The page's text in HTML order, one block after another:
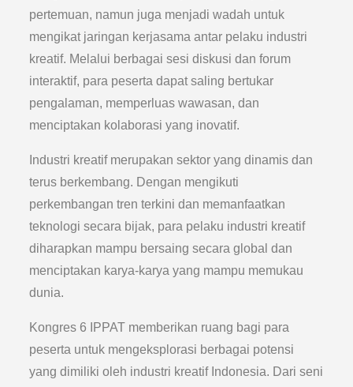
pertemuan, namun juga menjadi wadah untuk
mengikat jaringan kerjasama antar pelaku industri
kreatif. Melalui berbagai sesi diskusi dan forum
interaktif, para peserta dapat saling bertukar
pengalaman, memperluas wawasan, dan
menciptakan kolaborasi yang inovatif.
Industri kreatif merupakan sektor yang dinamis dan
terus berkembang. Dengan mengikuti
perkembangan tren terkini dan memanfaatkan
teknologi secara bijak, para pelaku industri kreatif
diharapkan mampu bersaing secara global dan
menciptakan karya-karya yang mampu memukau
dunia.
Kongres 6 IPPAT memberikan ruang bagi para
peserta untuk mengeksplorasi berbagai potensi
yang dimiliki oleh industri kreatif Indonesia. Dari seni